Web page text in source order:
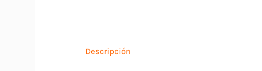
Descripción